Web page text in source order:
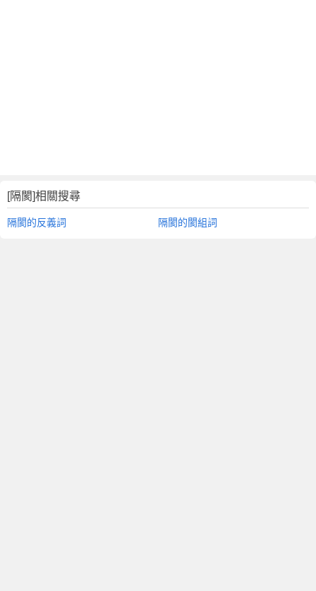
[隔閡]相關搜尋
隔閡的反義詞 隔閡的閡組詞